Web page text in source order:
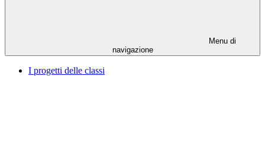
Menu di
navigazione
I progetti delle classi